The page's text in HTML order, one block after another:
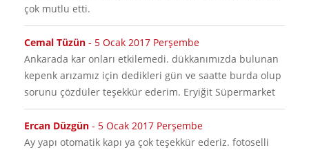
çok mutlu etti.
Cemal Tüzün - 5 Ocak 2017 Perşembe
Ankarada kar onları etkilemedi. dükkanımızda bulunan
kepenk arızamız için dedikleri gün ve saatte burda olup
sorunu çözdüler teşekkür ederim. Eryiğit Süpermarket
Ercan Düzgün - 5 Ocak 2017 Perşembe
Ay yapı otomatik kapı ya çok teşekkür ederiz. fotoselli